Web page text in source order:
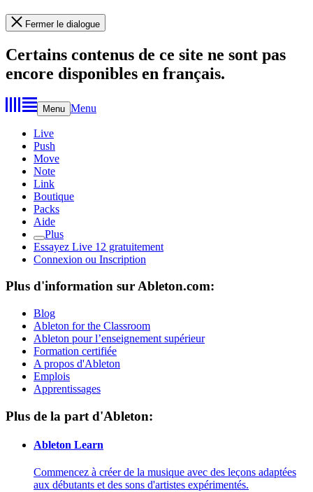
Fermer le dialogue
Certains contenus de ce site ne sont pas
encore disponibles en français.
Menu Menu
Live
Push
Move
Note
Link
Boutique
Packs
Aide
Plus
Essayez Live 12 gratuitement
Connexion ou Inscription
Plus d'information sur Ableton.com:
Blog
Ableton for the Classroom
Ableton pour l’enseignement supérieur
Formation certifiée
A propos d'Ableton
Emplois
Apprentissages
Plus de la part d'Ableton:
Ableton Learn
Commencez à créer de la musique avec des leçons adaptées
aux débutants et des sons d'artistes expérimentés.